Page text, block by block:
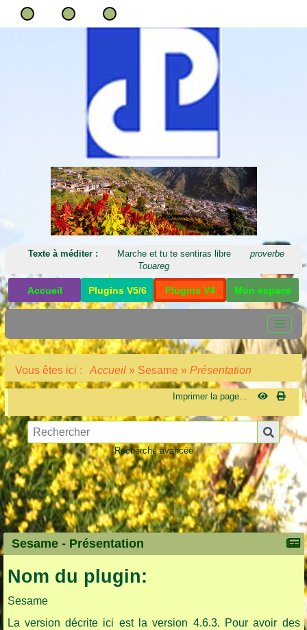
Texte à méditer : Marche et tu te sentiras libre
proverbe
Touareg
Accueil Plugins V5/6 Plugins V4 Mon espace
Vous êtes ici : Accueil » Sesame » Présentation
Imprimer la page...
Recherche avancée
Sesame - Présentation
Nom du plugin:
Sesame
La version décrite ici est la version 4.6.3. Pour avoir des